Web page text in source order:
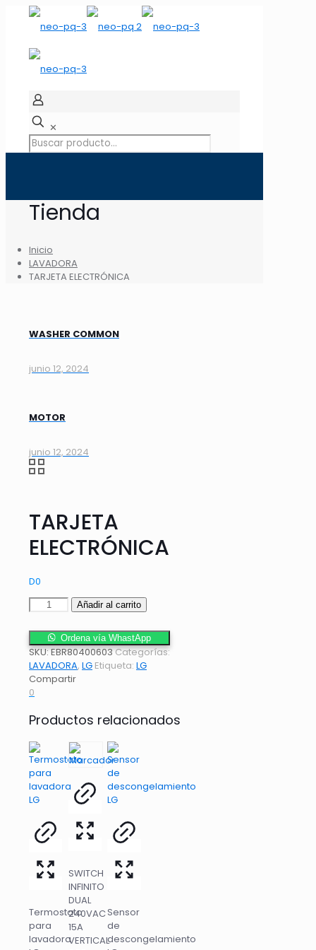
✕
Tienda
Inicio
LAVADORA
TARJETA ELECTRÓNICA
WASHER COMMON
junio 12, 2024
MOTOR
junio 12, 2024
TARJETA
ELECTRÓNICA
D0
TARJETA
ELECTRÓNICA
cantidad
Añadir al carrito
Ordena vía WhastApp
SKU:EBR80400603Categorías:
LAVADORA, LG Etiqueta: LG
Compartir
0
Productos relacionados
Termostato
para
lavadora
SWITCH
INFINITO
DUAL
240VAC
15A
VERTICAL
Sensor
de
descongelamiento